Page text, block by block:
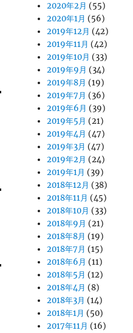
2020年2月 (55)
2020年1月 (56)
2019年12月 (42)
2019年11月 (42)
2019年10月 (33)
2019年9月 (34)
2019年8月 (19)
2019年7月 (36)
2019年6月 (39)
2019年5月 (21)
2019年4月 (47)
2019年3月 (47)
2019年2月 (24)
2019年1月 (39)
2018年12月 (38)
2018年11月 (45)
2018年10月 (33)
2018年9月 (21)
2018年8月 (19)
2018年7月 (15)
2018年6月 (11)
2018年5月 (12)
2018年4月 (8)
2018年3月 (14)
2018年1月 (50)
2017年11月 (16)